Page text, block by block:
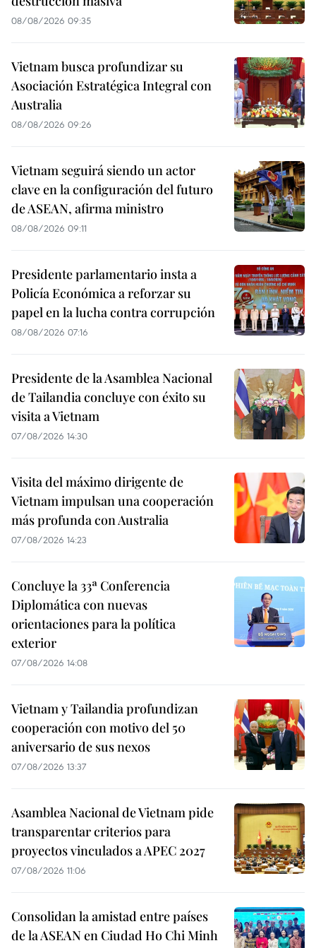
08/08/2026 09:35
Vietnam busca profundizar su
Asociación Estratégica Integral con
Australia
08/08/2026 09:26
Vietnam seguirá siendo un actor
clave en la configuración del futuro
de ASEAN, afirma ministro
08/08/2026 09:11
Presidente parlamentario insta a
Policía Económica a reforzar su
papel en la lucha contra corrupción
08/08/2026 07:16
Presidente de la Asamblea Nacional
de Tailandia concluye con éxito su
visita a Vietnam
07/08/2026 14:30
Visita del máximo dirigente de
Vietnam impulsan una cooperación
más profunda con Australia
07/08/2026 14:23
Concluye la 33ª Conferencia
Diplomática con nuevas
orientaciones para la política
exterior
07/08/2026 14:08
Vietnam y Tailandia profundizan
cooperación con motivo del 50
aniversario de sus nexos
07/08/2026 13:37
Asamblea Nacional de Vietnam pide
transparentar criterios para
proyectos vinculados a APEC 2027
07/08/2026 11:06
Consolidan la amistad entre países
de la ASEAN en Ciudad Ho Chi Minh